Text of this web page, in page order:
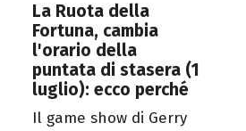
La Ruota della
Fortuna, cambia
l'orario della
puntata di stasera (1
luglio): ecco perché
Il game show di Gerry